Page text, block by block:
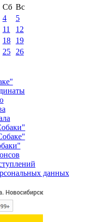
Сб Вс
4
5
11
12
18
19
25
26
данных